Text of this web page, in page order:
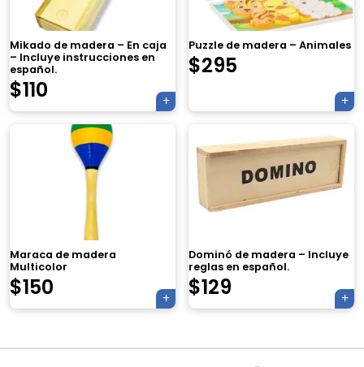
Mikado de madera – En caja
– Incluye instrucciones en
español.
$110
Puzzle de madera – Animales
$295
Maraca de madera
Multicolor
$150
Dominó de madera – Incluye
reglas en español.
$129
Navegación
×
Agregá un producto y aparecerá acá
automáticamente.